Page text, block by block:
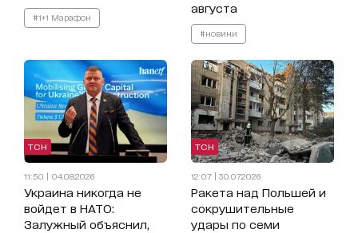
#1+1 Марафон
августа
#новини
ТСН
11:50 | 04.08.2026
Украина никогда не
войдет в НАТО:
Залужный объяснил,
ТСН
12:07 | 30.07.2026
Ракета над Польшей и
сокрушительные
удары по семи